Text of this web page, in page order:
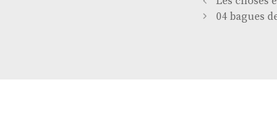
04 bagues